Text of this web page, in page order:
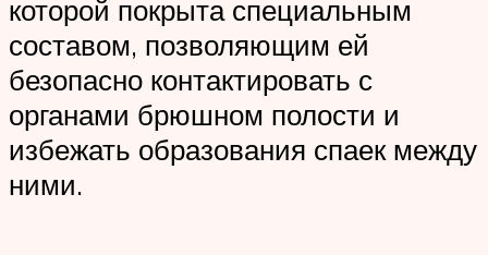
которой покрыта специальным
составом, позволяющим ей
безопасно контактировать с
органами брюшном полости и
избежать образования спаек между
ними.